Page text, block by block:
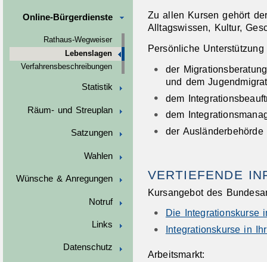
Online-Bürgerdienste
Rathaus-Wegweiser
Lebenslagen
Verfahrensbeschreibungen
Statistik
Räum- und Streuplan
Satzungen
Wahlen
Wünsche & Anregungen
Notruf
Links
Datenschutz
Zu allen Kursen gehört
Alltagswissen, Kultur,
Persönliche
der
und dem
dem
dem
der Ausländerbehörde
VERTIEFENDE
Kursangebot des
Die Integrationskurse
Integrationskurse in
Arbeitsmarkt: